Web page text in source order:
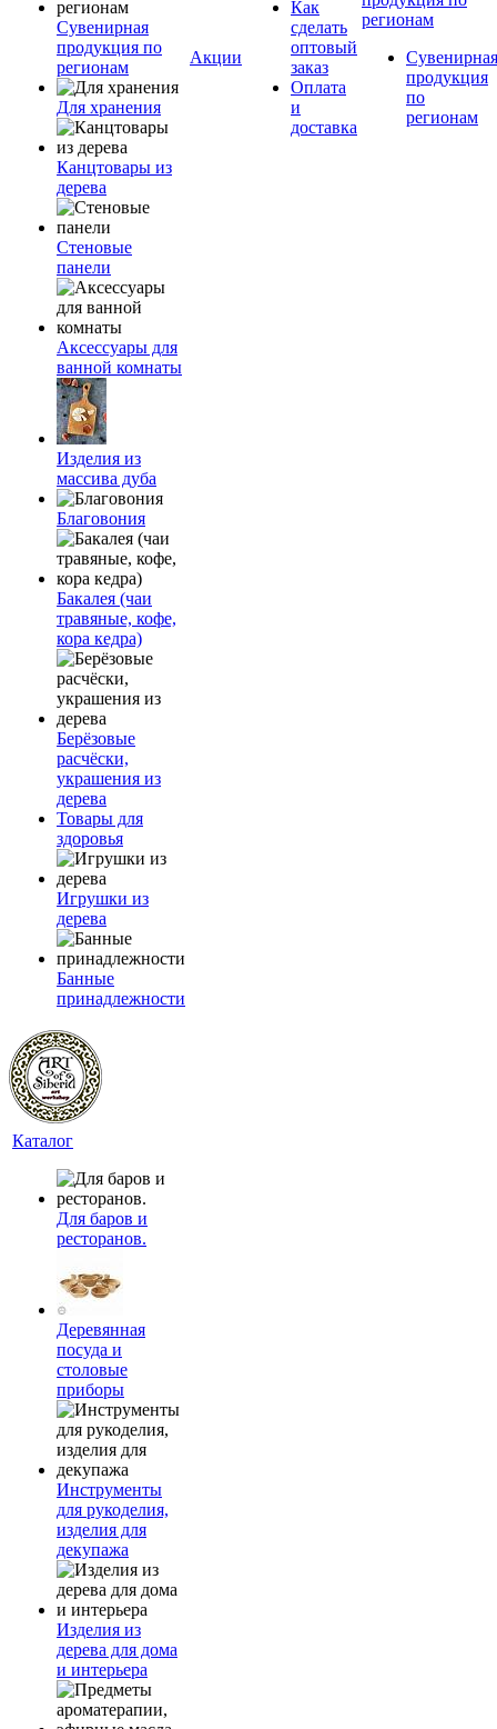
Сувенирная
продукция по
регионам
Для хранения
Канцтовары из
дерева
Стеновые
панели
Аксессуары для
ванной комнаты
Изделия из
массива дуба
Благовония
Бакалея (чаи
травяные, кофе,
кора кедра)
Берёзовые
расчёски,
украшения из
дерева
Товары для
здоровья
Игрушки из
дерева
Банные
принадлежности
Акции
Как
сделать
оптовый
заказ
Оплата
и
доставка
регионам
Сувенирная
продукция
по
регионам
Каталог
Для баров и
ресторанов.
Деревянная
посуда и
столовые
приборы
Инструменты
для рукоделия,
изделия для
декупажа
Изделия из
дерева для дома
и интерьера